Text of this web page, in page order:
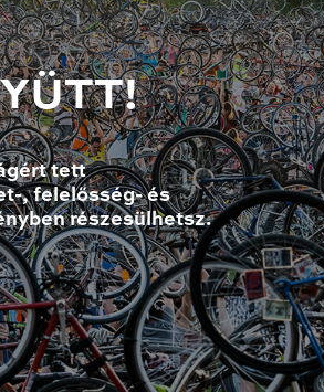
tett
, felelősség- és
részesülhetsz.